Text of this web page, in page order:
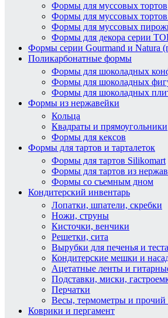
Формы для муссовых тортов
Формы для муссовых
Формы для муссовых
Формы для декора серии
Формы серии Gourmand и Natura
Поликарбонатные формы
Формы для шоколадных
Формы для шоколадных
Формы для шоколадных
Формы из нержавейки
Кольца
Квадраты и прямоугольники
Формы для кексов
Формы для тартов и тарталеток
Формы для тартов Silikomart
Формы для тартов из
Формы со съемным дном
Кондитерский инвентарь
Лопатки, шпатели, скребки
Ножи, струны
Кисточки, венчики
Решетки, сита
Вырубки для печенья и теста
Кондитерские мешки и
Ацетатные ленты и
Подставки, миски,
Перчатки
Весы, термометры и прочий
Коврики и пергамент